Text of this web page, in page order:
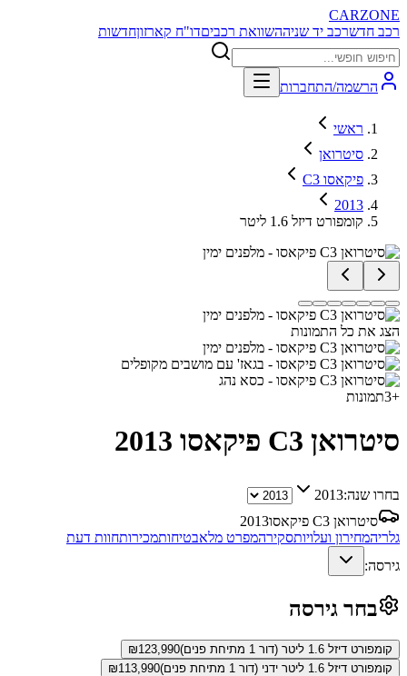
CARZONE
רכב חדשרכב יד שניההשוואת רכביםדו"ח קארזוןחדשות
הרשמה/התחברות
ראשי
סיטרואן
C3 פיקאסו
2013
קומפורט דיזל 1.6 ליטר
הצג את כל התמונות
+
3תמונות
סיטרואן C3 פיקאסו 2013
בחרו שנה:2013
סיטרואן C3 פיקאסו
2013
גלריהמחירון ועלויותסקירהמפרט מלאבטיחותמכירותחוות דעת
גירסה:
בחר גירסה
קומפורט דיזל 1.6 ליטר (דור 1 מתיחת פנים) ₪123,990
קומפורט דיזל 1.6 ליטר ידני (דור 1 מתיחת פנים)
₪113,990